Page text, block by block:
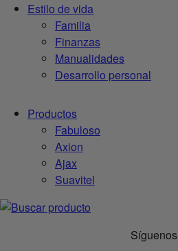
Estilo de vida
Familia
Finanzas
Manualidades
Desarrollo personal
Productos
Fabuloso
Axion
Ajax
Suavitel
Síguenos